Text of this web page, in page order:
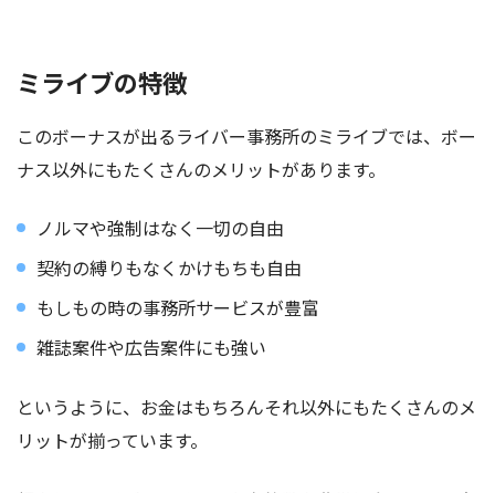
ミライブの特徴
このボーナスが出るライバー事務所のミライブでは、ボー
ナス以外にもたくさんのメリットがあります。
ノルマや強制はなく一切の自由
契約の縛りもなくかけもちも自由
もしもの時の事務所サービスが豊富
雑誌案件や広告案件にも強い
というように、お金はもちろんそれ以外にもたくさんのメ
リットが揃っています。